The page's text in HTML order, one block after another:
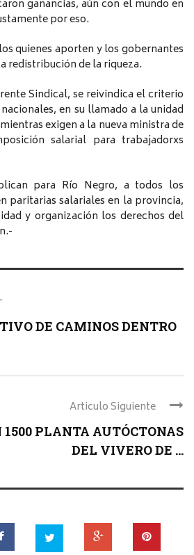
ganancias, aún con el mundo en
por eso.
quienes aporten y los gobernantes
redistribución de la riqueza.
Sindical, se reivindica el criterio
en su llamado a la unidad
exigen a la nueva ministra de
salarial para trabajadorxs
para Río Negro, a todos los
paritarias salariales en la provincia,
y organización los derechos del
DE CAMINOS DENTRO
Articulo Siguiente
1500 PLANTA AUTÓCTONAS
DEL VIVERO DE ...